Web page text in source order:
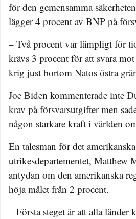
för den gemensamma
lägger 4 procent av BNP på
– Två procent var lämpligt för
krävs 3 procent för att svara
krig just bortom Natos östra
Joe Biden kommenterade inte
krav på försvarsutgifter men
någon starkare kraft i världen
En talesman för det amerikanska
utrikesdepartementet, Matthew
antydan om den amerikanska
höja målet från 2 procent.
– Första steget är att alla